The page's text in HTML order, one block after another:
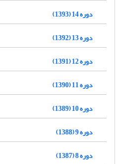
دوره 14 (1393)
دوره 13 (1392)
دوره 12 (1391)
دوره 11 (1390)
دوره 10 (1389)
دوره 9 (1388)
دوره 8 (1387)